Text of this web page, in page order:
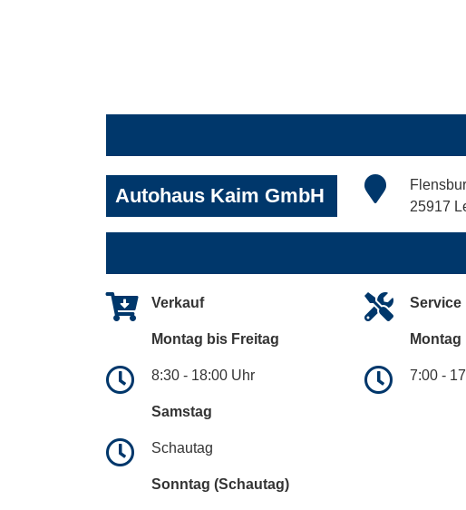
Autohaus Kaim GmbH
25917
Verkauf
Montag bis Freitag
8:30 - 18:00 Uhr
Samstag
Schautag
Sonntag (Schautag)
Service
Montag
7:00 -